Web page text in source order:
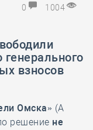
0 1004
взносов
Омска» (А
решение не